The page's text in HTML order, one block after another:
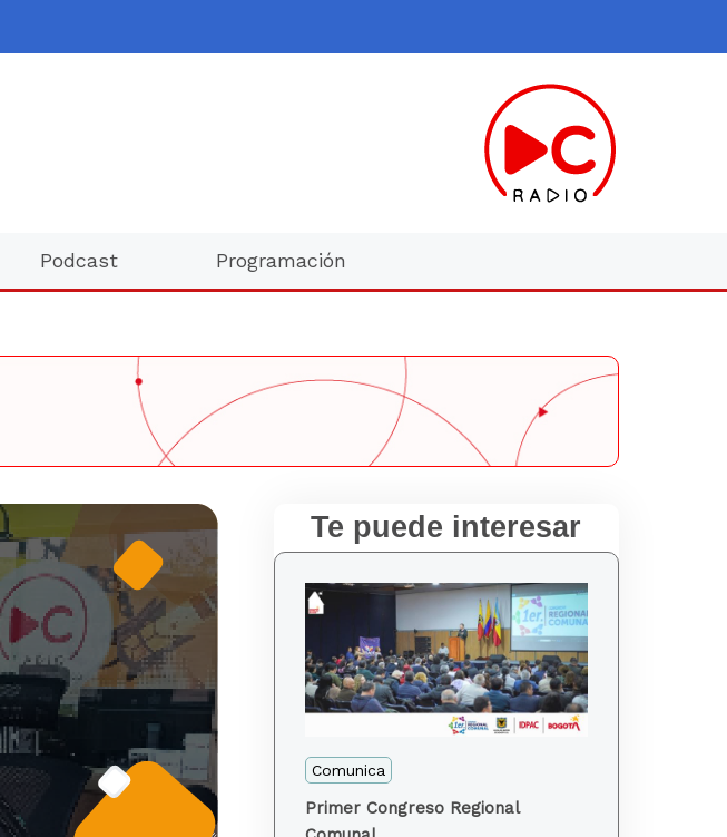
Podcast Programación
Te puede interesar
Comunica
Primer Congreso Regional